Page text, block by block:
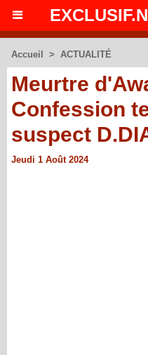
Accueil > ACTUALITÉ
Meurtre
Confession
suspect
Jeudi 1 Août 2024